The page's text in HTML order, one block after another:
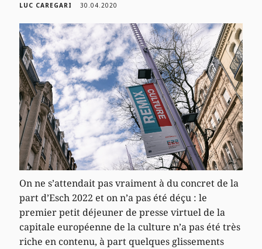
LUC CAREGARI 30.04.2020
On ne s’attendait pas vraiment à du concret de la
part d’Esch 2022 et on n’a pas été déçu : le
premier petit déjeuner de presse virtuel de la
capitale européenne de la culture n’a pas été très
riche en contenu, à part quelques glissements